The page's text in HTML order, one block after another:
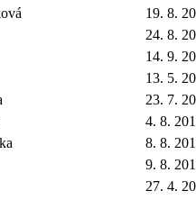
19. 8.
24. 8.
14. 9.
13. 5.
23. 7.
4. 8.
8. 8.
9. 8.
27. 4.